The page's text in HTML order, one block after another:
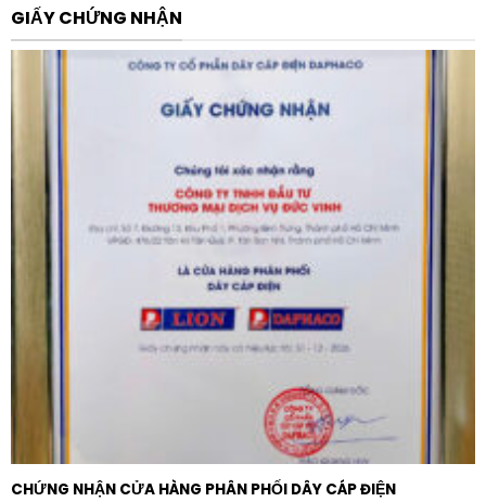
thoại thông minh, tăng tính tiện lợi trong quá trình bảo
trì. Bên cạnh đó, các chức năng bảo vệ tích hợp như
bảo vệ quá áp, thấp áp, ngắn mạch và mất pha giúp
bảo vệ động cơ an toàn tuyệt đối, kéo dài tuổi thọ cho
hệ thống máy móc. Tính năng ngắt mô-men xoắn an
toàn (Safe Torque Off – STO) đảm bảo tiêu chuẩn an
toàn cao nhất trong công nghiệp.
Ứng dụng thực tế
ABB ACS580-01-169A-4+J400 PN: 90, IN: 169A 3 pha
380V 90KW được ứng dụng rộng rãi trong nhiều lĩnh
Ngành thực phẩm và đồ uống:Điều khiển máy trộn,
máy nghiền, hệ thống ép và đóng gói.
Vận hành băng tải, máy nâng
hạ và các hệ thống vận chuyển tự động.
GIẤY CHỨNG NHẬN
CHỨNG NHẬN CỬA HÀNG PHÂN PHỐI DÂY CÁP ĐIỆN